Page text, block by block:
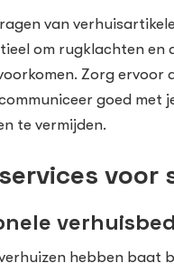
van
om rugklachten en
Zorg ervoor
goed met
te vermijden.
voor
hebben baat